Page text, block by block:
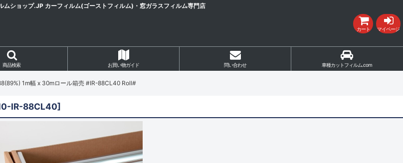
ムショップ.JP カーフィルム(ゴーストフィルム)・窓ガラスフィルム専門店
カート マイページ
商品検索 お買い物ガイド 問い合わせ 車種カットフィルム.com
1m幅 x 30mロール箱売 #IR-88CL40 Roll#
IR-88CL40]